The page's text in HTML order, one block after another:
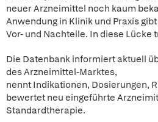
neuer Arzneimittel noch kaum
Anwendung in Klinik und Praxis
Vor- und Nachteile. In diese Lücke
Die Datenbank informiert aktuell
des Arzneimittel-Marktes,
nennt Indikationen, Dosierungen,
bewertet neu eingeführte
Standardtherapie.